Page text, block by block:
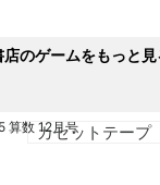
店のゲームをもっと見
カセットテープ